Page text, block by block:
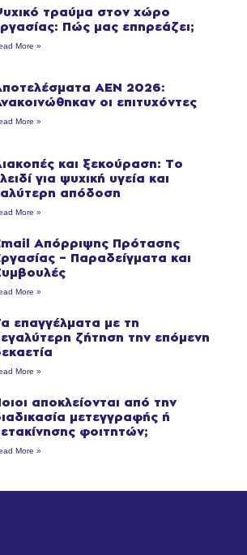
τραύμα στον χώρο
Πώς μας επηρεάζει;
More »
ΑΕΝ 2026:
οι επιτυχόντες
More »
και ξεκούραση: Το
για ψυχική υγεία και
απόδοση
More »
Απόρριψης Πρότασης
– Παραδείγματα και
More »
επαγγέλματα με τη
ζήτηση την επόμενη
More »
αποκλείονται από την
μετεγγραφής ή
φοιτητών;
More »